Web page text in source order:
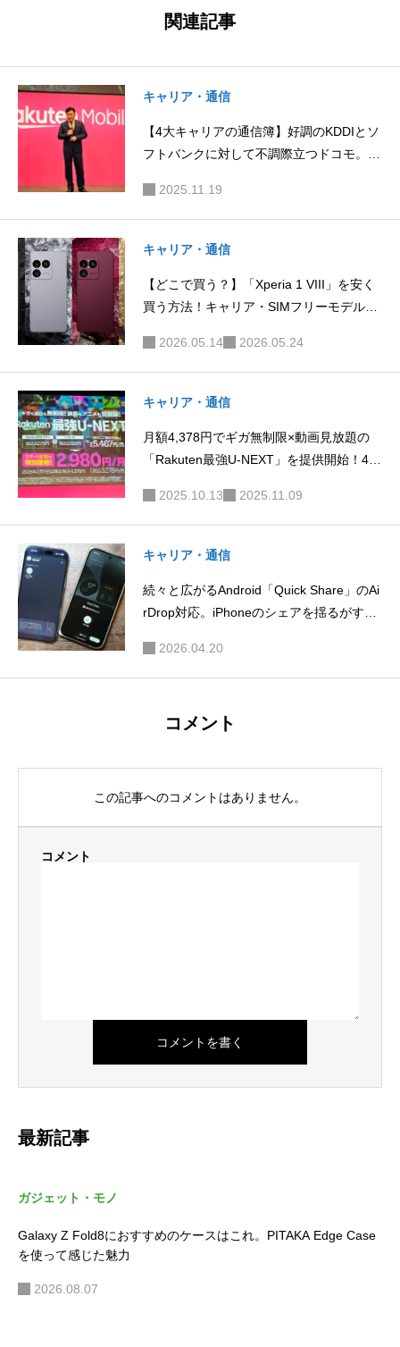
o」を使っ
て分かっ
たこと。
大1万ポ
イント還
関連記事
キャリア・通信
【4大キャリアの通信簿】好調のKDDIとソ
フトバンクに対して不調際立つドコモ。楽
2025.11.19
キャリア・通信
【どこで買う？】「Xperia 1 VIII」を安く
買う方法！キャリア・SIMフリーモデル版
2026.05.14
2026.05.24
キャリア・通信
月額4,378円でギガ無制限×動画見放題の
「Rakuten最強U-NEXT」を提供開始！4ヶ
2025.10.13
2025.11.09
キャリア・通信
続々と広がるAndroid「Quick Share」のAi
rDrop対応。iPhoneのシェアを揺るがすの
2026.04.20
コメント
この記事へのコメントはありません。
コメント
最新記事
ガジェット・モノ
Galaxy Z Fold8におすすめのケースはこれ。PITAKA Edge Case
を使って感じた魅力
2026.08.07